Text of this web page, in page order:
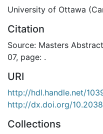
University of Ottawa
Citation
Source: Masters
07, page: .
URI
http://hdl.handle.net/
http://dx.doi.org/
Collections